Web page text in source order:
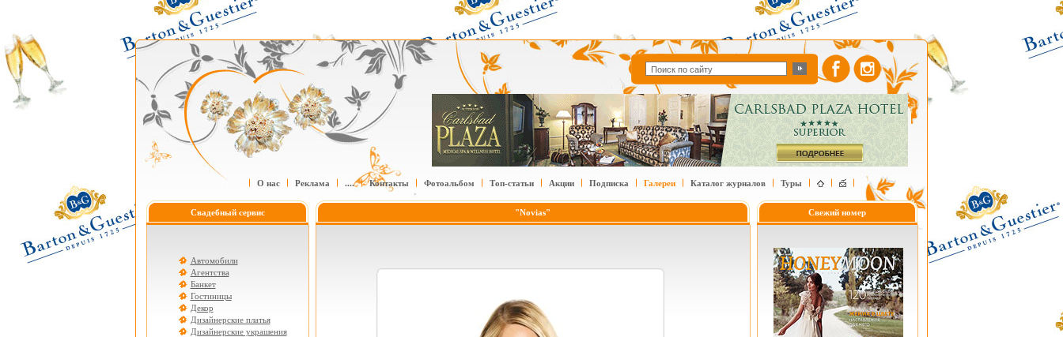
О нас Реклама .... Контакты Фотоальбом Топ-статьи Акции Подписка Галереи Каталог журналов Туры
Свадебный сервис
Автомобили
Агентства
Банкет
Гостиницы
Декор
Дизайнерские платья
Дизайнерские украшения
"Novias" Свежий номер